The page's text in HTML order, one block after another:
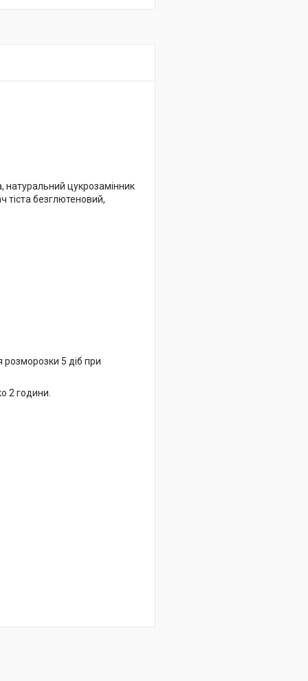
натуральний цукрозамінник
тіста безглютеновий,
розморозки 5 діб при
2 години.